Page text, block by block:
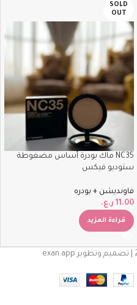
SOLD
OUT
NC35 ماك بودرة أساس مضغوطة
ستوديو فيكس
فاونديشن + بودره
11.00 ر.ع.
قراءة المزيد